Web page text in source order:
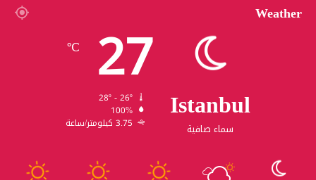
Weather
Istanbul
سماء صافية
27
℃
100%
3.75 كيلومتر/ساعة